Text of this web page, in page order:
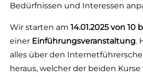
Bedürfnissen und Interessen
Wir starten am 14.01.2025 von 10
einer Einführungsveranstaltung.
alles über den
heraus, welcher der beiden Kurse